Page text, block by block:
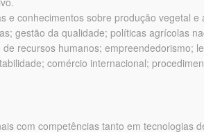
e conhecimentos sobre produção vegetal
gestão da qualidade; políticas agrícolas
recursos humanos; empreendedorismo;
comércio internacional;
com competências tanto em tecnologias